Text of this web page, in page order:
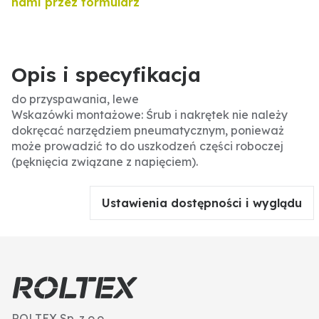
Opis i specyfikacja
do przyspawania, lewe
Wskazówki montażowe: Śrub i nakrętek nie należy
dokręcać narzędziem pneumatycznym, ponieważ
może prowadzić to do uszkodzeń części roboczej
(pęknięcia związane z napięciem).
Ustawienia dostępności i wyglądu